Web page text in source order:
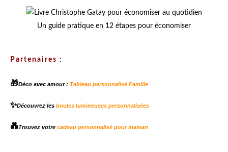
Un guide pratique en 12 étapes pour économiser
Partenaires :
🎁Déco avec amour : Tableau personnalisé Famille
✨Découvrez les boules lumineuses personnalisées
💑Trouvez votre cadeau personnalisé pour maman